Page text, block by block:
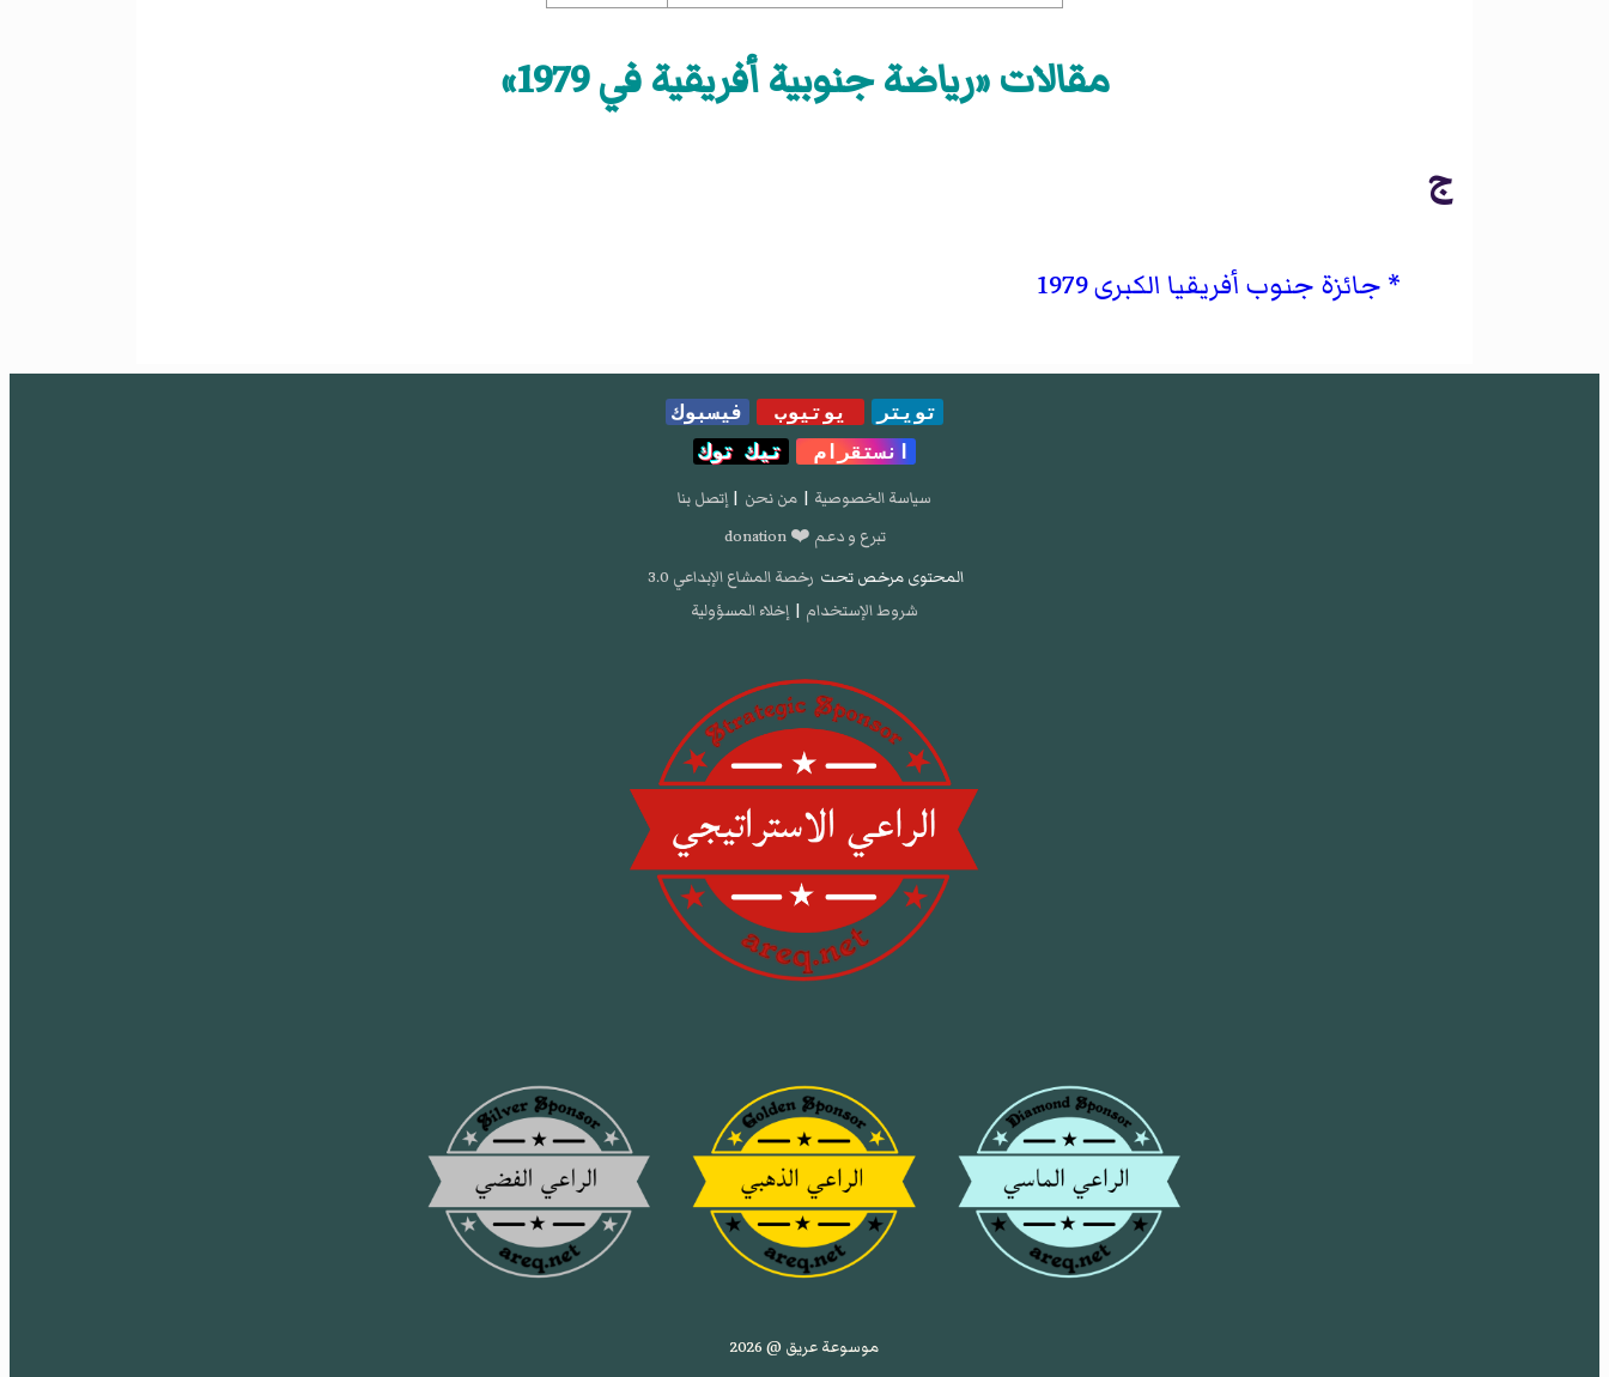
مقالات «رياضة جنوبية أفريقية في 1979»
ج
جائزة جنوب أفريقيا الكبرى 1979
تويتر يوتيوب
فيسبوك
انستقرام
تيك توك
سياسة الخصوصية | من نحن | إتصل بنا
تبرع و دعم ❤️ donation
المحتوى مرخص تحت رخصة المشاع الإبداعي 3.0
شروط الإستخدام | إخلاء المسؤولية
موسوعة عريق @ 2026